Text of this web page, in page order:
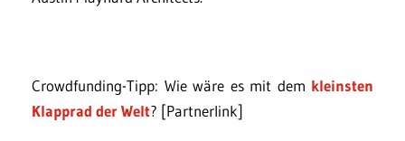
Crowdfunding-Tipp: Wie wäre es mit dem kleinsten
Klapprad der Welt? [Partnerlink]